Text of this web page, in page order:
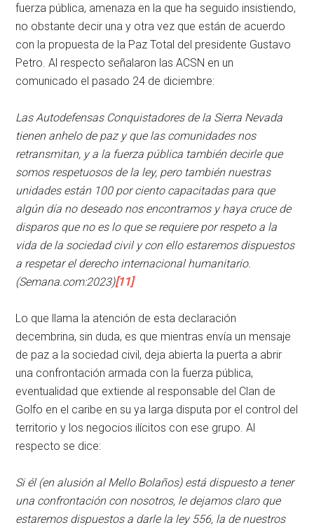
fuerza pública, amenaza en la que ha seguido insistiendo,
no obstante decir una y otra vez que están de acuerdo
con la propuesta de la Paz Total del presidente Gustavo
Petro. Al respecto señalaron las ACSN en un
comunicado el pasado 24 de diciembre:
Las Autodefensas Conquistadores de la Sierra Nevada
tienen anhelo de paz y que las comunidades nos
retransmitan, y a la fuerza pública también decirle que
somos respetuosos de la ley, pero también nuestras
unidades están 100 por ciento capacitadas para que
algún día no deseado nos encontramos y haya cruce de
disparos que no es lo que se requiere por respeto a la
vida de la sociedad civil y con ello estaremos dispuestos
a respetar el derecho internacional humanitario.
(Semana.com:2023)[11]
Lo que llama la atención de esta declaración
decembrina, sin duda, es que mientras envía un mensaje
de paz a la sociedad civil, deja abierta la puerta a abrir
una confrontación armada con la fuerza pública,
eventualidad que extiende al responsable del Clan de
Golfo en el caribe en su ya larga disputa por el control del
territorio y los negocios ilícitos con ese grupo. Al
respecto se dice:
Si él (en alusión al Mello Bolaños) está dispuesto a tener
una confrontación con nosotros, le dejamos claro que
estaremos dispuestos a darle la ley 556, la de nuestros